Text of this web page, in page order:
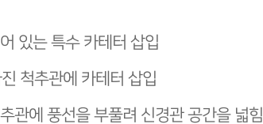
있는 특수 카테터 삽입
척추관에 카테터 삽입
관에 풍선을 부풀려 신경관 공간을 넓힘